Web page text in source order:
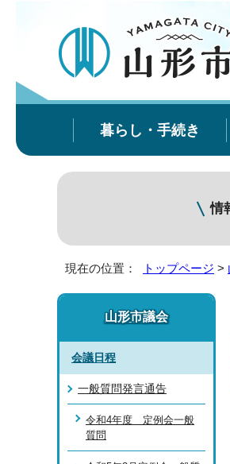
暮らし・手続き
情
現在の位置： トップページ >
山形市議会
会議日程
一般質問発言通告
令和4年度 定例会一般
質問